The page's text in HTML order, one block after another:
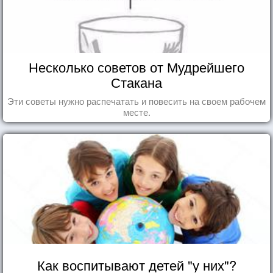
расчетливы и так кичатся своим имуществом.
Людям с расчетливыми сердцами недостает
чувства долга. А тот, кто не имеет чувства долга, не
Несколько советов от Мудрейшего
Стакана
Эти советы нужно распечатать и повесить на своем рабочем
месте.
Как воспитывают детей "у них"?